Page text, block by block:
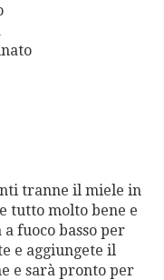
tranne il miele in
tutto molto bene e
fuoco basso per
e aggiungete il
e sarà pronto per